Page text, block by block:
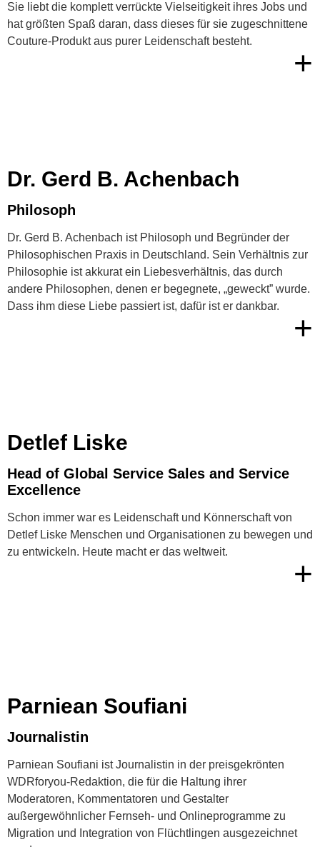
Sie liebt die komplett verrückte Vielseitigkeit ihres Jobs und
hat größten Spaß daran, dass dieses für sie zugeschnittene
Couture-Produkt aus purer Leidenschaft besteht.
+
Dr. Gerd B. Achenbach
Philosoph
Dr. Gerd B. Achenbach ist Philosoph und Begründer der
Philosophischen Praxis in Deutschland. Sein Verhältnis zur
Philosophie ist akkurat ein Liebesverhältnis, das durch
andere Philosophen, denen er begegnete, „geweckt” wurde.
Dass ihm diese Liebe passiert ist, dafür ist er dankbar.
+
Detlef Liske
Head of Global Service Sales and Service
Excellence
Schon immer war es Leidenschaft und Könnerschaft von
Detlef Liske Menschen und Organisationen zu bewegen und
zu entwickeln. Heute macht er das weltweit.
+
Parniean Soufiani
Journalistin
Parniean Soufiani ist Journalistin in der preisgekrönten
WDRforyou-Redaktion, die für die Haltung ihrer
Moderatoren, Kommentatoren und Gestalter
außergewöhnlicher Fernseh- und Onlineprogramme zu
Migration und Integration von Flüchtlingen ausgezeichnet